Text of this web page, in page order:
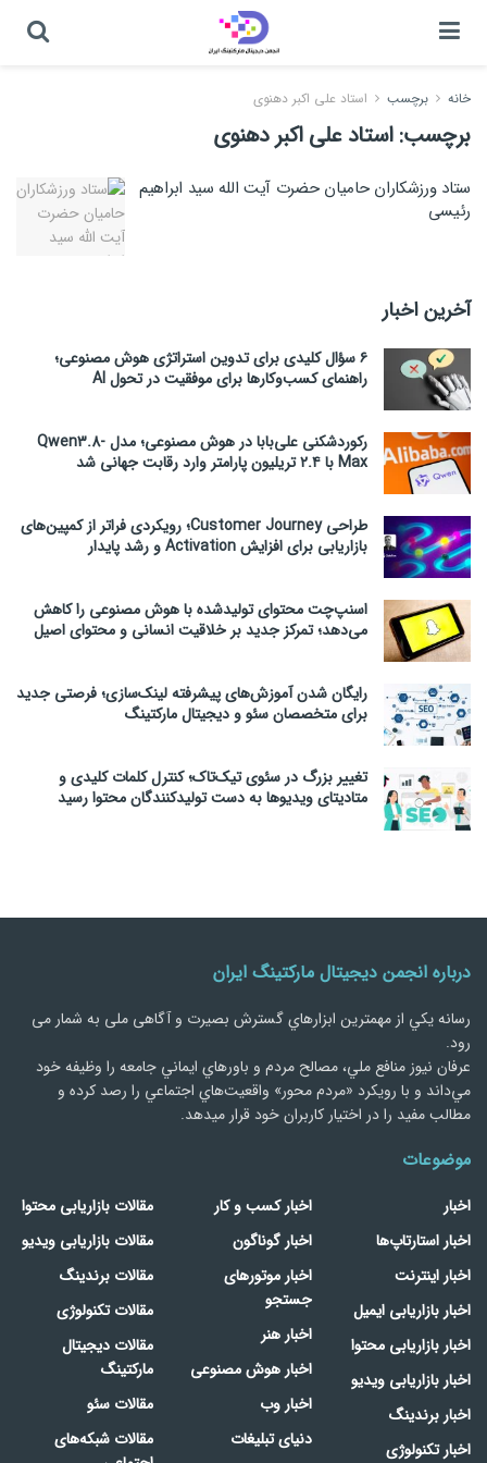
خانه برچسب استاد علی اکبر دهنوی
برچسب:استاد علی اکبر دهنوی
ستاد ورزشکاران حامیان حضرت آیت الله سید ابراهیم
رئیسی
آخرین اخبار
۶ سؤال کلیدی برای تدوین استراتژی هوش مصنوعی؛
راهنمای کسب‌وکارها برای موفقیت در تحول AI
رکوردشکنی علی‌بابا در هوش مصنوعی؛ مدل Qwen3.8-
Max با ۲.۴ تریلیون پارامتر وارد رقابت جهانی شد
طراحی Customer Journey؛ رویکردی فراتر از کمپین‌های
بازاریابی برای افزایش Activation و رشد پایدار
اسنپ‌چت محتوای تولیدشده با هوش مصنوعی را کاهش
می‌دهد؛ تمرکز جدید بر خلاقیت انسانی و محتوای اصیل
رایگان شدن آموزش‌های پیشرفته لینک‌سازی؛ فرصتی جدید
برای متخصصان سئو و دیجیتال مارکتینگ
تغییر بزرگ در سئوی تیک‌تاک؛ کنترل کلمات کلیدی و
متادیتای ویدیوها به دست تولیدکنندگان محتوا رسید
درباره انجمن دیجیتال مارکتینگ ایران
رسانه يكي از مهمترین ابزارهاي گسترش بصیرت و آگاهی ملی به شمار می
رود.
عرفان نیوز منافع ملي، مصالح مردم و باورهاي ايماني جامعه را وظيفه خود
مي‌داند و با رويكرد «مردم‌ محور» واقعيت‌هاي اجتماعي را رصد کرده و
مطالب مفید را در اختیار کاربران خود قرار میدهد.
موضوعات
اخبار
اخبار استارتاپ‌ها
اخبار اینترنت
اخبار بازاریابی ایمیل
اخبار بازاریابی محتوا
اخبار بازاریابی ویدیو
اخبار برندینگ
اخبار تکنولوژی
اخبار کسب و کار
اخبار گوناگون
اخبار موتورهای
جستجو
اخبار هنر
اخبار هوش مصنوعی
اخبار وب
دنیای تبلیغات
مقالات بازاریابی محتوا
مقالات بازاریابی ویدیو
مقالات برندینگ
مقالات تکنولوژی
مقالات دیجیتال
مارکتینگ
مقالات سئو
مقالات شبکه‌های